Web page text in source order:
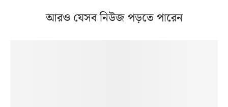
আরও যেসব নিউজ পড়তে পারেন